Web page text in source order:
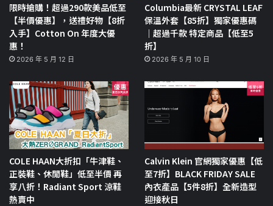
限時搶購！超過290款美品低至
【半價優惠】，送禮好物【8折
入手】Cotton On 年度大優
惠！
2026 年 5 月 12 日
Columbia最新 CRYSTAL LEAF
保溫外套【85折】獨家優惠碼
｜超過千款 特定商品【低至5
折】
2026 年 5 月 10 日
COLE HAAN大折扣「牛津鞋、
正裝鞋、休閒鞋」低至半價 再
享八折！Radiant Sport 涼鞋
熱賣中
Calvin Klein 官網獨家優惠【低
至7折】BLACK FRIDAY SALE
內衣產品【5件8折】全新造型
迎接秋日